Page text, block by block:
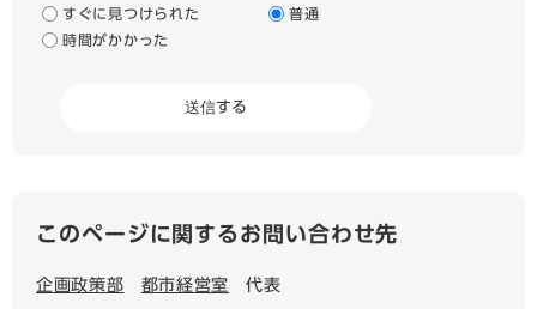
すぐに見つけられた
普通
時間がかかった
このページに関するお問い合わせ先
企画政策部 都市経営室 代表